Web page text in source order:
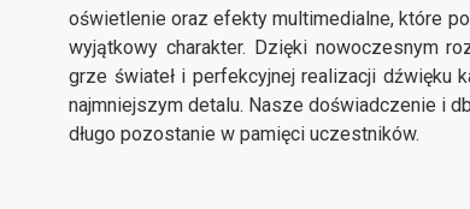
oświetlenie oraz efekty multimedialne, które
wyjątkowy charakter. Dzięki nowoczesnym
grze świateł i perfekcyjnej realizacji dźwięku
najmniejszym detalu. Nasze doświadczenie i
długo pozostanie w pamięci uczestników.